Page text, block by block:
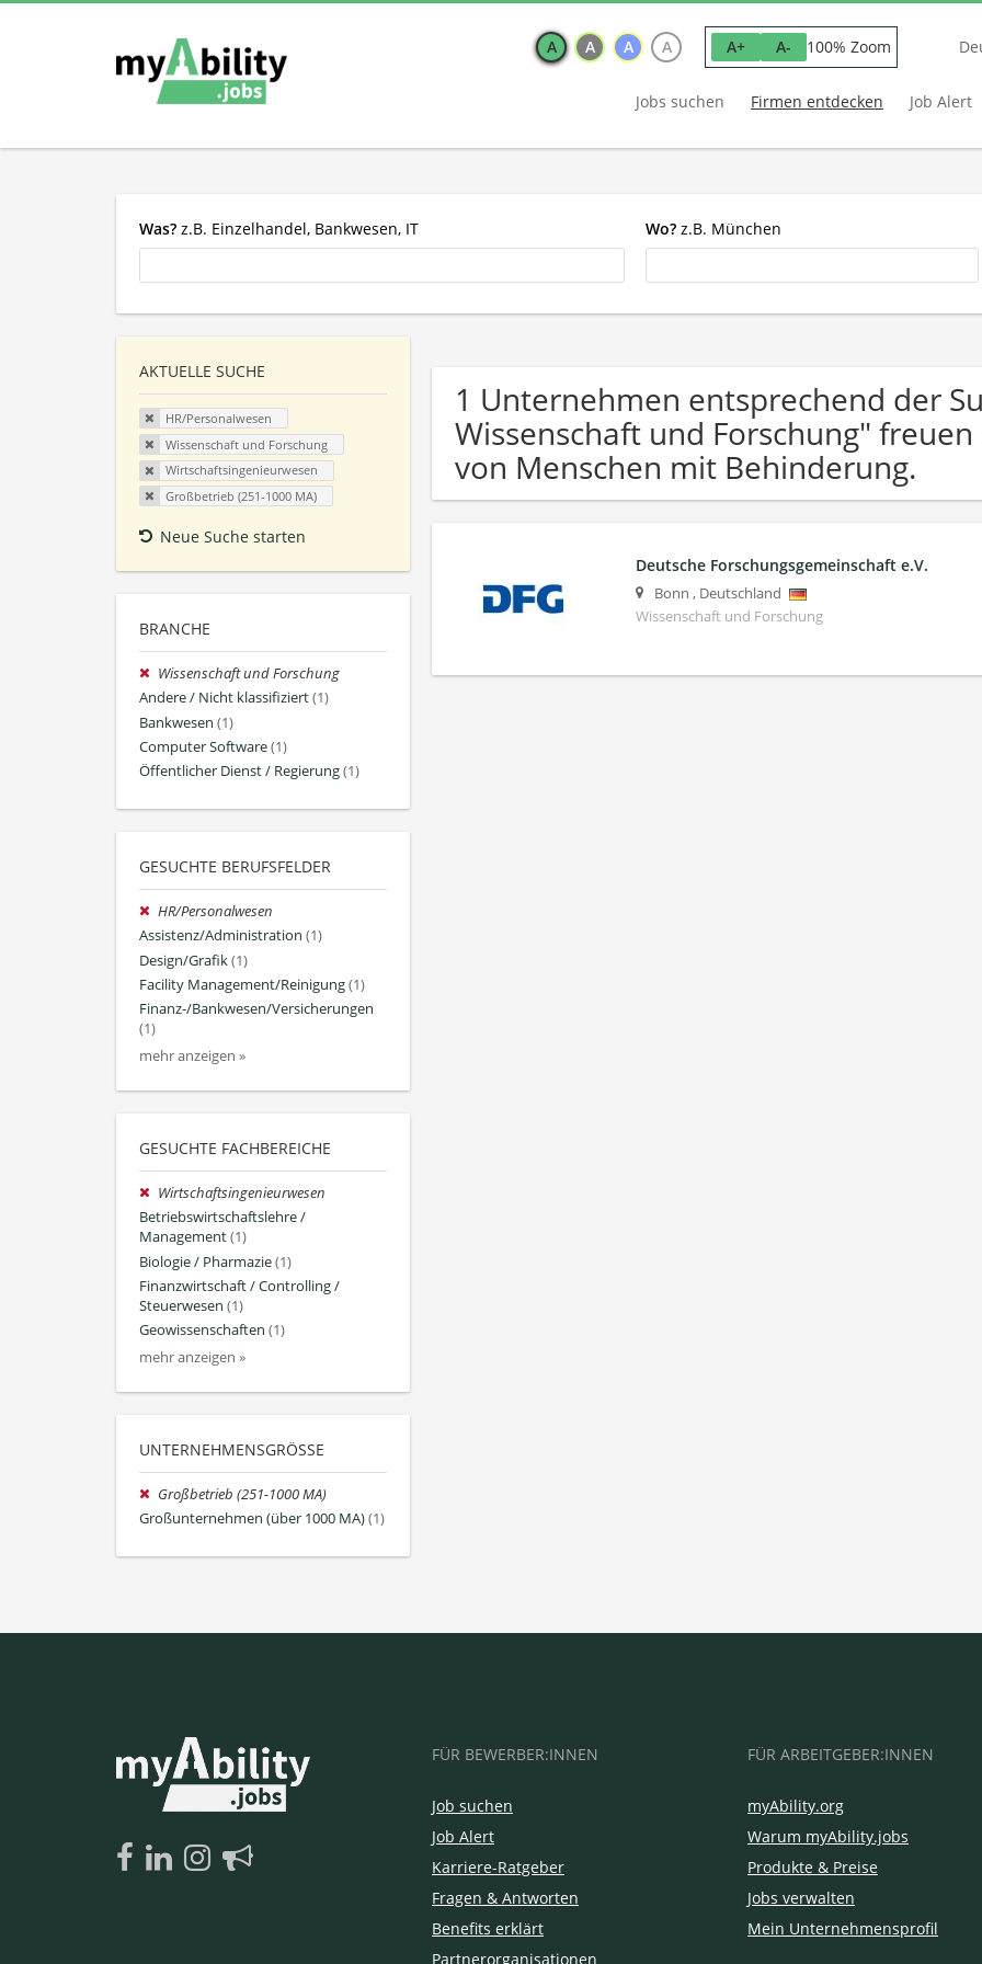
A A A A A+ A- 100% Zoom
Jobs suchen Firmen entdecken Job Alert
Was? z.B. Einzelhandel, Bankwesen, IT Wo? z.B. München
AKTUELLE SUCHE
HR/Personalwesen
Wissenschaft und Forschung
Wirtschaftsingenieurwesen
Großbetrieb (251-1000 MA)
Neue Suche starten
BRANCHE
Wissenschaft und Forschung
Andere / Nicht klassifiziert(1)
Bankwesen (1)
Computer Software(1)
Öffentlicher Dienst / Regierung(1)
GESUCHTE BERUFSFELDER
HR/Personalwesen
Assistenz/Administration (1)
Design/Grafik(1)
Facility Management/Reinigung(1)
Finanz-/Bankwesen/Versicherungen
(1)
mehr anzeigen »
GESUCHTE FACHBEREICHE
Wirtschaftsingenieurwesen
Betriebswirtschaftslehre /
Management(1)
Biologie / Pharmazie(1)
Finanzwirtschaft / Controlling /
Steuerwesen (1)
Geowissenschaften (1)
mehr anzeigen »
UNTERNEHMENSGRÖSSE
Großbetrieb (251-1000 MA)
Großunternehmen (über 1000 MA)(1)
1 Unternehmen entsprechend der
Wissenschaft und Forschung"
von Menschen mit Behinderung.
Deutsche Forschungsgemeinschaft e.V.
Bonn , Deutschland
Wissenschaft und Forschung
FÜR BEWERBER:INNEN
Job suchen
Job Alert
Karriere-Ratgeber
Fragen & Antworten
Benefits erklärt
Partnerorganisationen
FÜR ARBEITGEBER:INNEN
myAbility.org
Warum myAbility.jobs
Produkte & Preise
Jobs verwalten
Mein Unternehmensprofil